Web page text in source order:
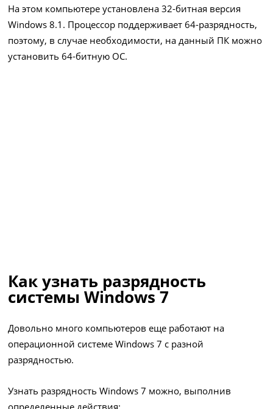
На этом компьютере установлена 32-битная версия
Windows 8.1. Процессор поддерживает 64-разрядность,
поэтому, в случае необходимости, на данный ПК можно
установить 64-битную ОС.
Как узнать разрядность
системы Windows 7
Довольно много компьютеров еще работают на
операционной системе Windows 7 с разной
разрядностью.
Узнать разрядность Windows 7 можно, выполнив
определенные действия: